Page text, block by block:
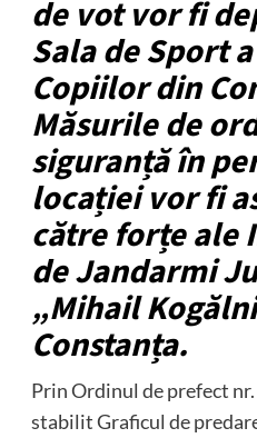
de vot vor fi
Sala de Sport
Copiilor din
Măsurile de
siguranță în
locației vor fi
către forțe ale
de Jandarmi
„Mihail
Constanța.
Prin Ordinul de prefect
stabilit Graficul de